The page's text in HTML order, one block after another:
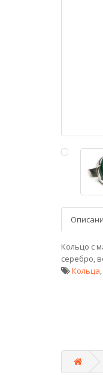
Кольцо с
серебро,
Кольца,